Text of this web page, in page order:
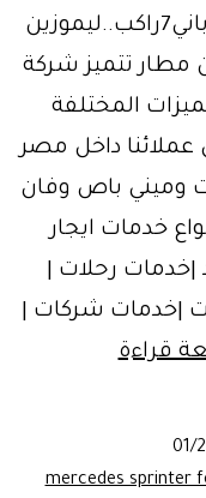
تاجير ميتسوبيشي إكسباندر الياباني7راكب..ليموزين
ليموزين مطار تتميز شركة
المختلفة
داخل مصر
وميني باص وفان
خدمات ايجار
|خدمات رحلات |
|خدمات شركات |
قراءة
عاصمه
01/
mercedes sprinter